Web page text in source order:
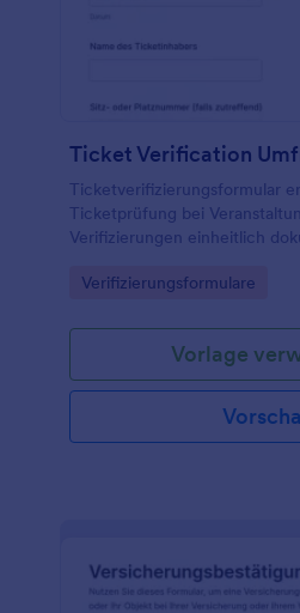
Ticket Verification
Ticketverifizierungsformular
Ticketprüfung bei
Verifizierungen einheitlich
Bearbeitung in Jotform
Go to Category:
Verifizierungsformulare
Vorlage